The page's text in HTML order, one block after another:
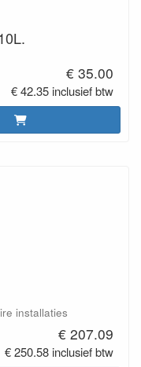
€ 35.00
€ 42.35 inclusief btw
installaties
€ 207.09
€ 250.58 inclusief btw